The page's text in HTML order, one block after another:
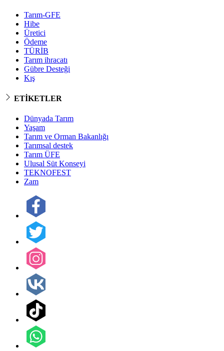
Tarım-GFE
Hibe
Üretici
Ödeme
TÜRİB
Tarım ihracatı
Gübre Desteği
Kış
ETİKETLER
Dünyada Tarım
Yaşam
Tarım ve Orman Bakanlığı
Tarımsal destek
Tarım ÜFE
Ulusal Süt Konseyi
TEKNOFEST
Zam